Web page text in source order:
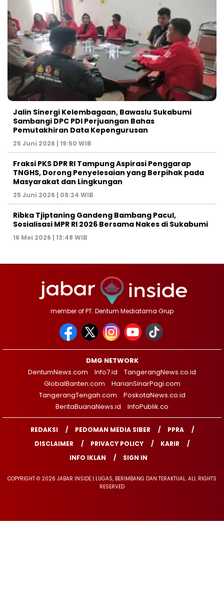
Jalin Sinergi Kelembagaan, Bawaslu Sukabumi
Sambangi DPC PDI Perjuangan Bahas
Pemutakhiran Data Kepengurusan
25 Juni 2026 | 19:50 WIB
‎Fraksi PKS DPR RI Tampung Aspirasi Penggarap
TNGHS, Dorong Penyelesaian yang Berpihak pada
Masyarakat dan Lingkungan‎
25 Juni 2026 | 09:24 WIB
Ribka Tjiptaning Gandeng Bambang Pacul,
Sosialisasi MPR RI 2026 Bersama Nakes di Sukabumi
16 Mei 2026 | 13:48 WIB
member of PT. Dentum Mediatama Grup
DMG NETWORK
DentumNews.com
Info7.id
TangerangNews.co.id
GlobalBanten.com
HarianSinarPagi.com
TangerangTengah.com
PoskotaNews.co.id
BeritaBuanaNews.id
InfoPublik.co
REDAKSI PEDOMAN MEDIA SIBER
PPRA
DISCLAIMER
PRIVACY POLICY
KARIR
INFO IKLAN
SIGN IN
COPYRIGHT © 2026 JABAR INSIDE | LUGAS, BERIMBANG DAN TERAKTUAL. ALL RIGHTS
RESERVED